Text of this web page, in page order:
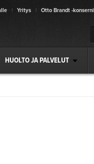
| Yritys | Otto Brandt -konserni
HUOLTO JA PALVELUT